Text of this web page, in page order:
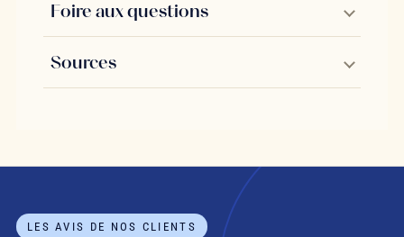
Foire aux questions
Sources
LES AVIS DE NOS CLIENTS